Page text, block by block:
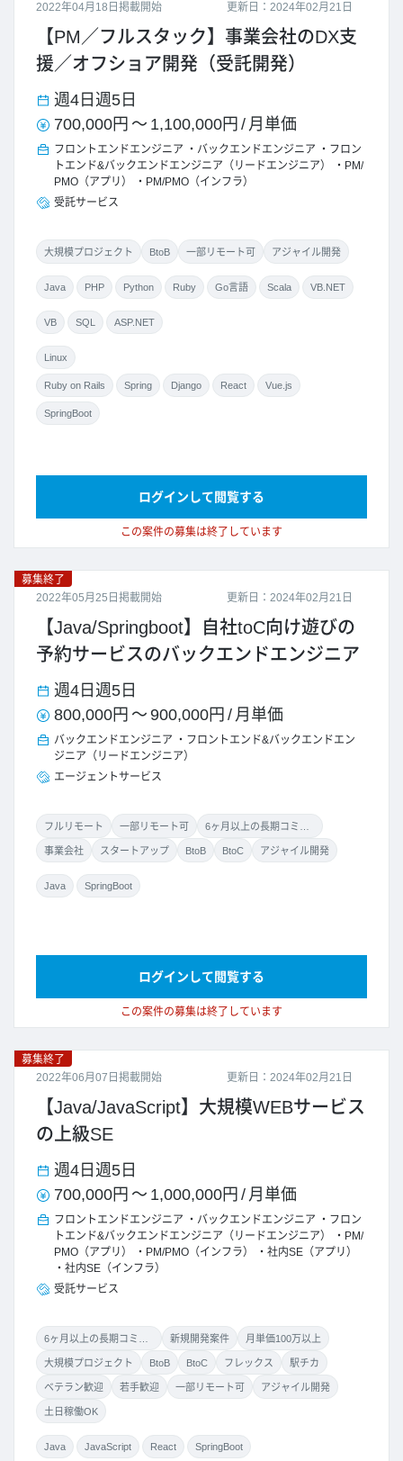
更新日：2024年02月21日
2022年04月18日掲載開始
【PM／フルスタック】事業会社のDX支
援／オフショア開発（受託開発）
週4日 週5日
700,000円 ～ 1,100,000円 / 月単価
フロントエンドエンジニア バックエンドエンジニア
フロン
トエンド&バックエンドエンジニア（リードエンジニア）
PM/
PMO（アプリ）
PM/PMO（インフラ）
受託サービス
大規模プロジェクト BtoB 一部リモート可 アジャイル開発
Java PHP Python Ruby Go言語 Scala VB.NET
VB SQL ASP.NET
Linux
Ruby on Rails Spring Django React Vue.js
SpringBoot
この案件の募集は終了しています
ログインして閲覧する
更新日：2024年02月21日
募集終了
2022年05月25日掲載開始
【Java/Springboot】自社toC向け遊びの
予約サービスのバックエンドエンジニア
週4日 週5日
800,000円 ～ 900,000円 / 月単価
バックエンドエンジニア
フロントエンド&バックエンドエン
ジニア（リードエンジニア）
エージェントサービス
フルリモート 一部リモート可
事業会社 スタートアップ BtoB BtoC アジャイル開発
Java SpringBoot
この案件の募集は終了しています
ログインして閲覧する
更新日：2024年02月21日
募集終了
2022年06月07日掲載開始
【Java/JavaScript】大規模WEBサービス
の上級SE
週4日 週5日
700,000円 ～ 1,000,000円 / 月単価
フロントエンドエンジニア バックエンドエンジニア
フロン
トエンド&バックエンドエンジニア（リードエンジニア）
PM/
PMO（アプリ）
PM/PMO（インフラ）
社内SE（アプリ）
社内SE（インフラ）
受託サービス
新規開発案件 月単価100万以上
大規模プロジェクト BtoB BtoC フレックス 駅チカ
ベテラン歓迎 若手歓迎 一部リモート可 アジャイル開発
土日稼働OK
Java JavaScript React SpringBoot